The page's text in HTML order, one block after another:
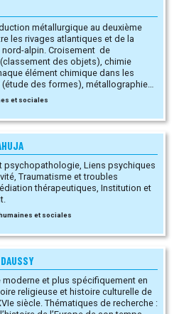
métallurgique au deuxième
les rivages atlantiques et de la
Croisement de
des objets), chimie
élément chimique dans les
des formes), métallographie
l’acquisition des matériaux jusqu’à
de recherches
et sociales
Liens psychiques
et sociales
moderne et plus spécifiquement en
religieuse et histoire culturelle de
de recherche :